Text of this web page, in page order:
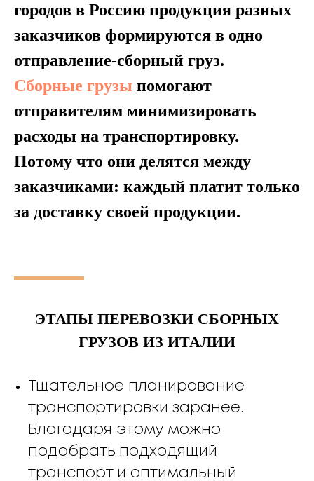
городов в Россию продукция разных
заказчиков формируются в одно
отправление-сборный груз.
Сборные грузы помогают
отправителям минимизировать
расходы на транспортировку.
Потому что они делятся между
заказчиками: каждый платит только
за доставку своей продукции.
ЭТАПЫ ПЕРЕВОЗКИ СБОРНЫХ
ГРУЗОВ ИЗ ИТАЛИИ
Тщательное планирование
транспортировки заранее.
Благодаря этому можно
подобрать подходящий
транспорт и оптимальный